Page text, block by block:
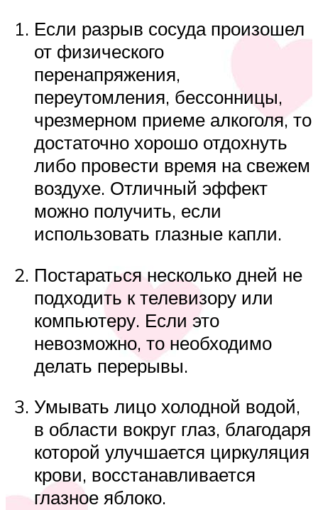
Если разрыв сосуда произошел
от физического
перенапряжения,
переутомления, бессонницы,
чрезмерном приеме алкоголя, то
достаточно хорошо отдохнуть
либо провести время на свежем
воздухе. Отличный эффект
можно получить, если
использовать глазные капли.
Постараться несколько дней не
подходить к телевизору или
компьютеру. Если это
невозможно, то необходимо
делать перерывы.
Умывать лицо холодной водой,
в области вокруг глаз, благодаря
которой улучшается циркуляция
крови, восстанавливается
глазное яблоко.